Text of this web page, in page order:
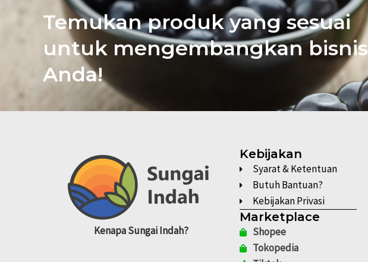
Temukan produk yang sesuai
untuk mengembangkan bisnis
Anda!
KenapaSungai Indah?
Kebijakan
Syarat & Ketentuan
Butuh Bantuan?
Kebijakan Privasi
Marketplace
Shopee
Tokopedia